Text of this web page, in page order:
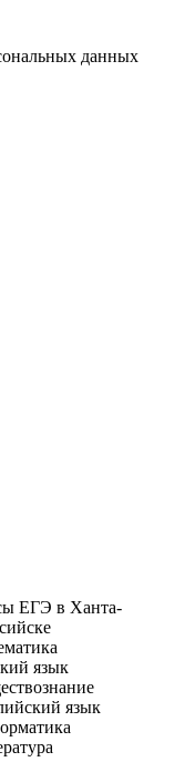
данных
ЕГЭ в Ханта-
язык
язык